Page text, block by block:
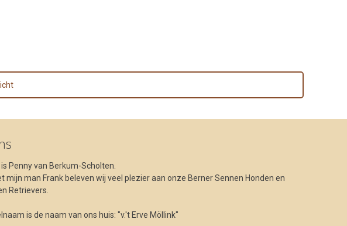
Penny van Berkum-Scholten.
mijn man Frank beleven wij veel plezier aan onze Berner Sennen Honden en
Retrievers.
is de naam van ons huis: "v.'t Erve Möllink"